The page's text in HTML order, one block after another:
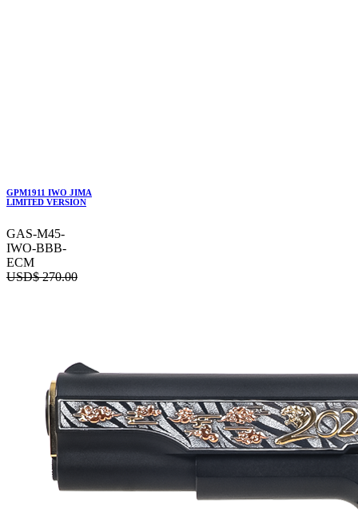
GPM1911 IWO JIMA
LIMITED VERSION
GAS-M45-
IWO-BBB-
ECM
USD$270.00